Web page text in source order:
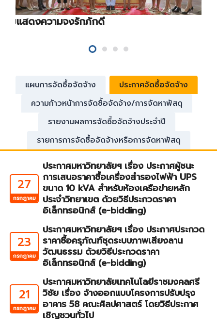
ร่วมแสดงความจงรักภักดี
แผนการจัดซื้อจัดจ้าง
ประกาศจัดซื้อจัดจ้าง
ความก้าวหน้าการจัดซื้อจัดจ้าง/การจัดหาพัสดุ
รายงานผลการจัดซื้อจัดจ้างประจำปี
รายการการจัดซื้อจัดจ้างหรือการจัดหาพัสดุ
27
กรกฎาคม
ประกาศมหาวิทยาลัยฯ เรื่อง ประกาศผู้ชนะ
การเสนอราคาซื้อเครื่องสำรองไฟฟ้า UPS
ขนาด 10 kVA สำหรับห้องเครือข่ายหลัก
ประจำวิทยาเขต ด้วยวิธีประกวดราคา
อิเล็กทรอนิกส์ (e-bidding)
23
กรกฎาคม
ประกาศมหาวิทยาลัยฯ เรื่อง ประกาศประกวด
ราคาซื้อครุภัณฑ์ชุดระบบภาพเสียงลาน
วัฒนธรรม ด้วยวิธีประกวดราคา
อิเล็กทรอนิกส์ (e-bidding)
21
กรกฎาคม
ประกาศมหาวิทยาลัยเทคโนโลยีราชมงคลศรี
วิชัย เรื่อง จ้างออกแบบโครงการปรับปรุง
อาคาร 58 คณะศิลปศาสตร์ โดยวิธีประกาศ
เชิญชวนทั่วไป